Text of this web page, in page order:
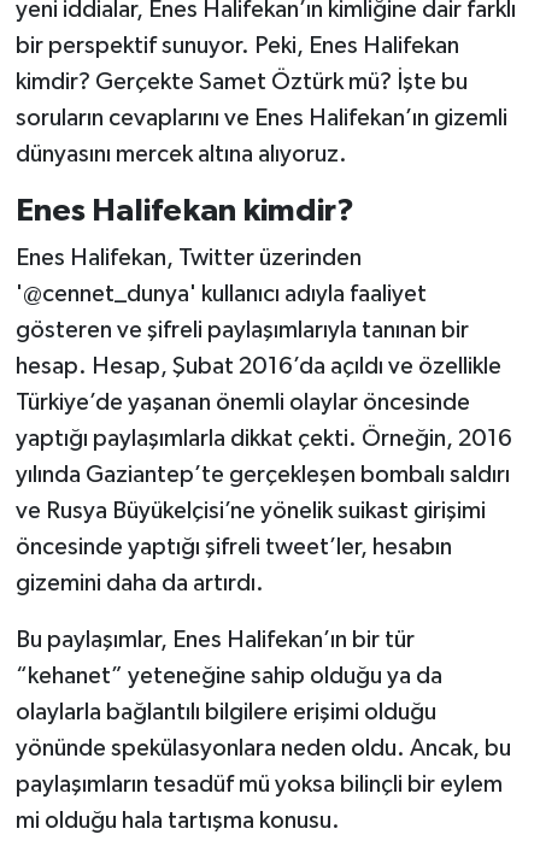
yeni iddialar, Enes Halifekan’ın kimliğine dair farklı
bir perspektif sunuyor. Peki, Enes Halifekan
kimdir? Gerçekte Samet Öztürk mü? İşte bu
soruların cevaplarını ve Enes Halifekan’ın gizemli
dünyasını mercek altına alıyoruz.
Enes Halifekan kimdir?
Enes Halifekan, Twitter üzerinden
'@cennet_dunya' kullanıcı adıyla faaliyet
gösteren ve şifreli paylaşımlarıyla tanınan bir
hesap. Hesap, Şubat 2016’da açıldı ve özellikle
Türkiye’de yaşanan önemli olaylar öncesinde
yaptığı paylaşımlarla dikkat çekti. Örneğin, 2016
yılında Gaziantep’te gerçekleşen bombalı saldırı
ve Rusya Büyükelçisi’ne yönelik suikast girişimi
öncesinde yaptığı şifreli tweet’ler, hesabın
gizemini daha da artırdı.
Bu paylaşımlar, Enes Halifekan’ın bir tür
“kehanet” yeteneğine sahip olduğu ya da
olaylarla bağlantılı bilgilere erişimi olduğu
yönünde spekülasyonlara neden oldu. Ancak, bu
paylaşımların tesadüf mü yoksa bilinçli bir eylem
mi olduğu hala tartışma konusu.